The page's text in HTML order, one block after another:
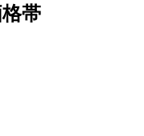
帯